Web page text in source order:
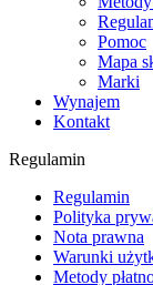
Pomoc
Mapa
Marki
Wynajem
Kontakt
Regulamin
Regulamin
Polityka
Nota prawna
Warunki
Metody